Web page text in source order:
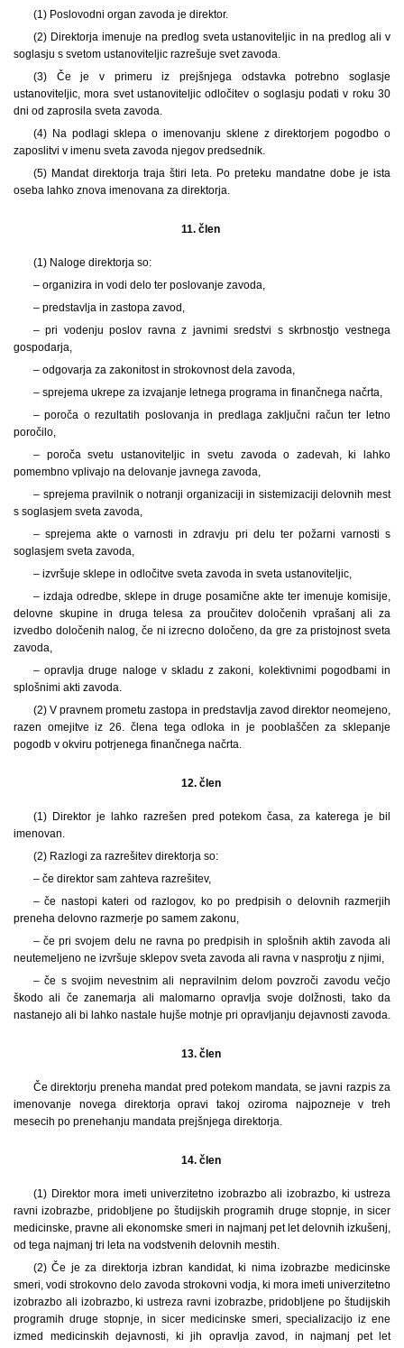
(1) Poslovodni organ zavoda je direktor.
(2) Direktorja imenuje na predlog sveta ustanoviteljic in na predlog ali v
soglasju s svetom ustanoviteljic razrešuje svet zavoda.
(3) Če je v primeru iz prejšnjega odstavka potrebno soglasje
ustanoviteljic, mora svet ustanoviteljic odločitev o soglasju podati v roku 30
dni od zaprosila sveta zavoda.
(4) Na podlagi sklepa o imenovanju sklene z direktorjem pogodbo o
zaposlitvi v imenu sveta zavoda njegov predsednik.
(5) Mandat direktorja traja štiri leta. Po preteku mandatne dobe je ista
oseba lahko znova imenovana za direktorja.
11. člen
(1) Naloge direktorja so:
– organizira in vodi delo ter poslovanje zavoda,
– predstavlja in zastopa zavod,
– pri vodenju poslov ravna z javnimi sredstvi s skrbnostjo vestnega
gospodarja,
– odgovarja za zakonitost in strokovnost dela zavoda,
– sprejema ukrepe za izvajanje letnega programa in finančnega načrta,
– poroča o rezultatih poslovanja in predlaga zaključni račun ter letno
poročilo,
– poroča svetu ustanoviteljic in svetu zavoda o zadevah, ki lahko
pomembno vplivajo na delovanje javnega zavoda,
– sprejema pravilnik o notranji organizaciji in sistemizaciji delovnih mest
s soglasjem sveta zavoda,
– sprejema akte o varnosti in zdravju pri delu ter požarni varnosti s
soglasjem sveta zavoda,
– izvršuje sklepe in odločitve sveta zavoda in sveta ustanoviteljic,
– izdaja odredbe, sklepe in druge posamične akte ter imenuje komisije,
delovne skupine in druga telesa za proučitev določenih vprašanj ali za
izvedbo določenih nalog, če ni izrecno določeno, da gre za pristojnost sveta
zavoda,
– opravlja druge naloge v skladu z zakoni, kolektivnimi pogodbami in
splošnimi akti zavoda.
(2) V pravnem prometu zastopa in predstavlja zavod direktor neomejeno,
razen omejitve iz 26. člena tega odloka in je pooblaščen za sklepanje
pogodb v okviru potrjenega finančnega načrta.
12. člen
(1) Direktor je lahko razrešen pred potekom časa, za katerega je bil
imenovan.
(2) Razlogi za razrešitev direktorja so:
– če direktor sam zahteva razrešitev,
– če nastopi kateri od razlogov, ko po predpisih o delovnih razmerjih
preneha delovno razmerje po samem zakonu,
– če pri svojem delu ne ravna po predpisih in splošnih aktih zavoda ali
neutemeljeno ne izvršuje sklepov sveta zavoda ali ravna v nasprotju z njimi,
– če s svojim nevestnim ali nepravilnim delom povzroči zavodu večjo
škodo ali če zanemarja ali malomarno opravlja svoje dolžnosti, tako da
nastanejo ali bi lahko nastale hujše motnje pri opravljanju dejavnosti zavoda.
13. člen
Če direktorju preneha mandat pred potekom mandata, se javni razpis za
imenovanje novega direktorja opravi takoj oziroma najpozneje v treh
mesecih po prenehanju mandata prejšnjega direktorja.
14. člen
(1) Direktor mora imeti univerzitetno izobrazbo ali izobrazbo, ki ustreza
ravni izobrazbe, pridobljene po študijskih programih druge stopnje, in sicer
medicinske, pravne ali ekonomske smeri in najmanj pet let delovnih izkušenj,
od tega najmanj tri leta na vodstvenih delovnih mestih.
(2) Če je za direktorja izbran kandidat, ki nima izobrazbe medicinske
smeri, vodi strokovno delo zavoda strokovni vodja, ki mora imeti univerzitetno
izobrazbo ali izobrazbo, ki ustreza ravni izobrazbe, pridobljene po študijskih
programih druge stopnje, in sicer medicinske smeri, specializacijo iz ene
izmed medicinskih dejavnosti, ki jih opravlja zavod, in najmanj pet let